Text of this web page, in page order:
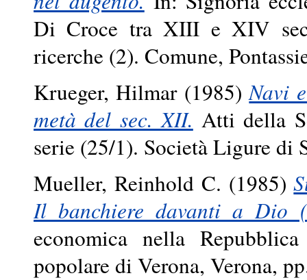
Di Croce tra XIII e XIV
ricerche (2). Comune,
Krueger, Hilmar(1985)Navi
metà del sec. XII. Atti della
serie (25/1). Società Ligure di
Mueller, Reinhold C. (1985)
Il banchiere davanti a Dio
economica nella
popolare di Verona, Verona,